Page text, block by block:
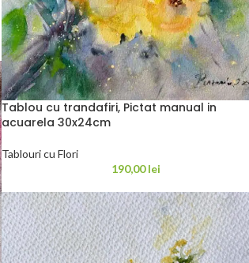
Tablou cu trandafiri, Pictat manual in
acuarela 30x24cm
Tablouri cu Flori
190,00lei